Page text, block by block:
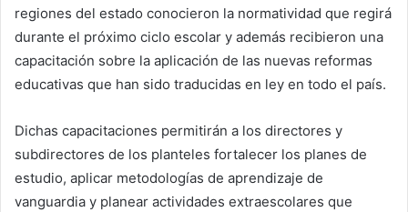
regiones del estado conocieron la normatividad que regirá
durante el próximo ciclo escolar y además recibieron una
capacitación sobre la aplicación de las nuevas reformas
educativas que han sido traducidas en ley en todo el país.
Dichas capacitaciones permitirán a los directores y
subdirectores de los planteles fortalecer los planes de
estudio, aplicar metodologías de aprendizaje de
vanguardia y planear actividades extraescolares que